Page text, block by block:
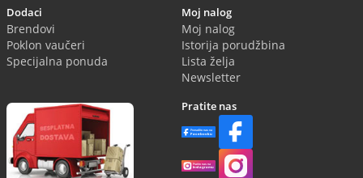
Dodaci
Brendovi
Poklon vaučeri
Specijalna ponuda
Moj nalog
Moj nalog
Istorija porudžbina
Lista želja
Newsletter
Pratite nas